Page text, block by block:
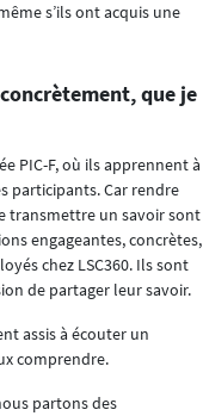
s’ils ont acquis une
que je
PIC-F, où ils apprennent à
participants. Car rendre
transmettre un savoir sont
engageantes, concrètes,
chez LSC360. Ils sont
de partager leur savoir.
assis à écouter un
comprendre.
partons des